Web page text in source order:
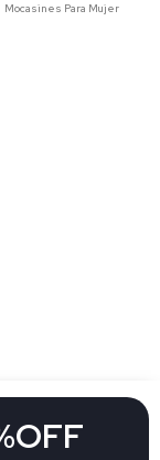
Mocasines Para Mujer